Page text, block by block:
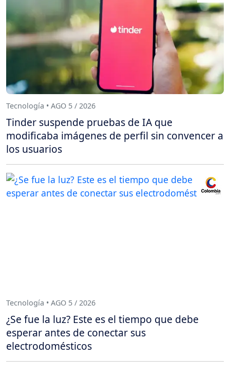
Tecnología • AGO 5 / 2026
Tinder suspende pruebas de IA que
modificaba imágenes de perfil sin convencer a
los usuarios
Tecnología • AGO 5 / 2026
¿Se fue la luz? Este es el tiempo que debe
esperar antes de conectar sus
electrodomésticos